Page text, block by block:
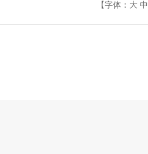
【字体： 大 中